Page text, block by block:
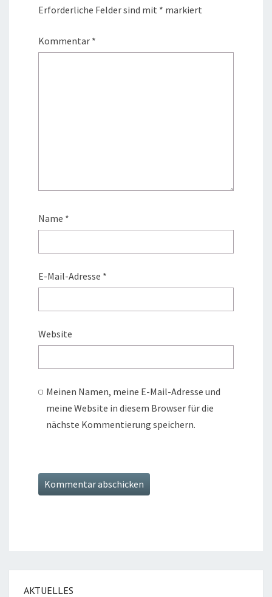
Erforderliche Felder sind mit * markiert
Kommentar *
Name *
E-Mail-Adresse *
Website
Meinen Namen, meine E-Mail-Adresse und
meine Website in diesem Browser für die
nächste Kommentierung speichern.
AKTUELLES